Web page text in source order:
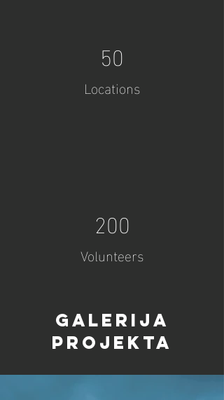
50
Locations
200
Volunteers
Galerija
projekta